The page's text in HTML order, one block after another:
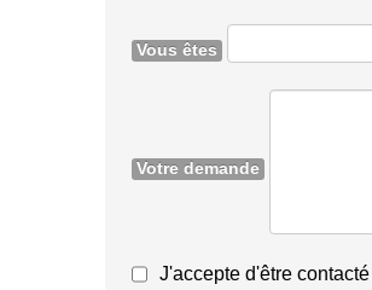
Vous êtes
Votre demande
J'accepte d'être